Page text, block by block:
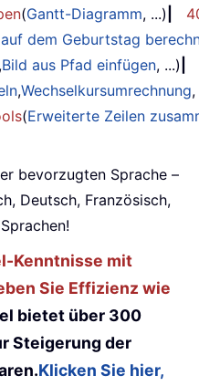
(Gantt-Diagramm, ...)
dem Geburtstag
,Bild aus Pfad einfügen, ...)
,Wechselkursumrechnung
(Erweiterte Zeilen
bevorzugten Sprache –
Deutsch, Französisch,
Kenntnisse mit
Sie Effizienz wie
bietet über 300
Steigerung der
Klicken Sie hier,